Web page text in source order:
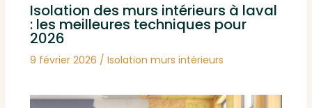
Isolation des murs intérieurs à laval
: les meilleures techniques pour
2026
9 février 2026 / Isolation murs intérieurs